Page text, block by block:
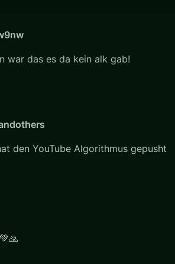
war das es da kein alk gab!
den YouTube Algorithmus gepusht